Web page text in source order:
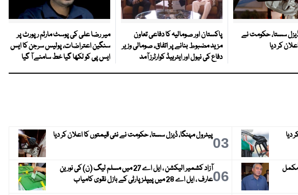
ڈیزل سستا، حکومت نے
کر دیا
پاکستان اور صومالیہ کا دفاعی تعاون
مزید مضبوط بنانے پر اتفاق، صومالی وزیر
دفاع کی نیول اور ایئرہیڈ کوارٹرز آمد
میر رضا علی کی پوسٹ مارٹم رپورٹ پر
سنگین اعتراضات، پولیس سرجن کا ایس
ایس پی کو لکھا گیا خط سامنے آ گیا
دیا 03پیٹرول مہنگا، ڈیزل سستا، حکومت نے نئی قیمتوں کا اعلان کر دیا
مکمل
06
آزاد کشمیر الیکشن ، ایل اے 27 میں مسلم لیگ (ن) کی نورین
عارف ، ایل اے 28 میں پیپلز پارٹی کے بازل نقوی کامیاب